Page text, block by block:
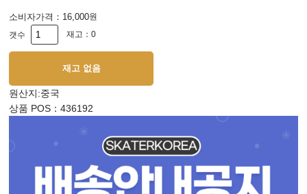
소비자가격： 16,000원
갯수
재고：0
재고 없음
원산지:중국
상품 POS ：436192